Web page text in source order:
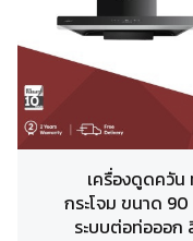
เครื่องดูดควัน
กระโจม ขนาด
ระบบต่อท่อออก